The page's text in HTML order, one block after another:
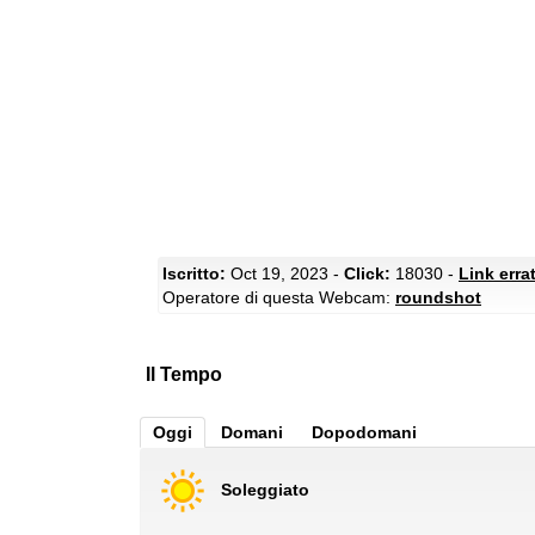
Iscritto: Oct 19, 2023 - Click: 18030 - Link
Operatore di questa Webcam: roundshot
Il Tempo
Oggi Domani Dopodomani
Soleggiato